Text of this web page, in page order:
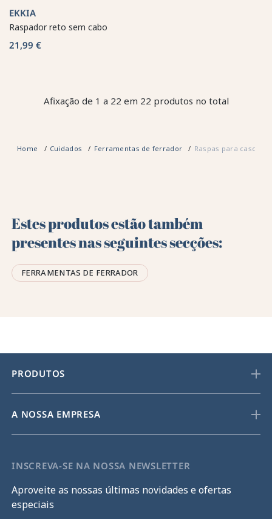
EKKIA
Raspador reto sem cabo
21,99 €
Afixação de 1 a 22 em 22 produtos no total
Home Cuidados Ferramentas de ferrador Raspas para casco
Estes produtos estão também
presentes nas seguintes secções:
FERRAMENTAS DE FERRADOR
PRODUTOS
A NOSSA EMPRESA
INSCREVA-SE NA NOSSA NEWSLETTER
Aproveite as nossas últimas novidades e ofertas
especiais